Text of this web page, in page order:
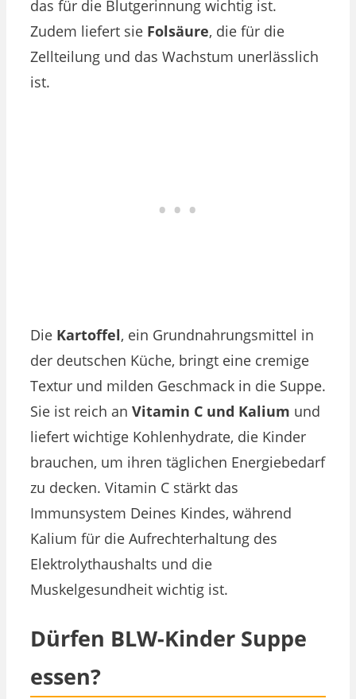
das für die Blutgerinnung wichtig ist.
Zudem liefert sie Folsäure, die für die
Zellteilung und das Wachstum unerlässlich
ist.
Die Kartoffel, ein Grundnahrungsmittel in
der deutschen Küche, bringt eine cremige
Textur und milden Geschmack in die Suppe.
Sie ist reich an Vitamin C und Kalium und
liefert wichtige Kohlenhydrate, die Kinder
brauchen, um ihren täglichen Energiebedarf
zu decken. Vitamin C stärkt das
Immunsystem Deines Kindes, während
Kalium für die Aufrechterhaltung des
Elektrolythaushalts und die
Muskelgesundheit wichtig ist.
Dürfen BLW-Kinder Suppe
essen?